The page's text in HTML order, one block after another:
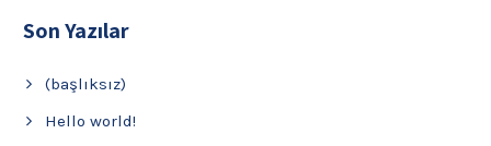
Son Yazılar
(başlıksız)
Hello world!